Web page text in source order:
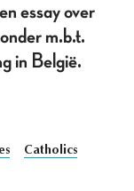
essay over
m.b.t.
in België.
Catholics